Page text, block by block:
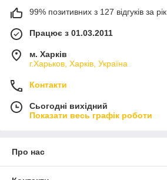
99% позитивних з 127 відгуків за рік
Працює з 01.03.2011
м. Харків
г.Харьков, Харків, Україна
Контакти
Сьогодні вихідний
Показати весь графік роботи
Про нас